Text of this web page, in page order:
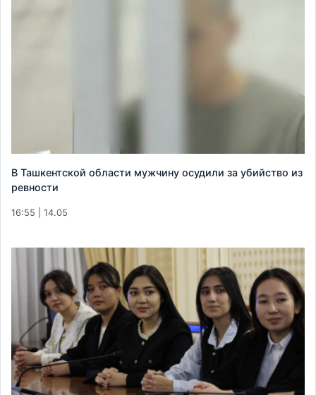
В Ташкентской области мужчину осудили за убийство из
ревности
16:55 | 14.05